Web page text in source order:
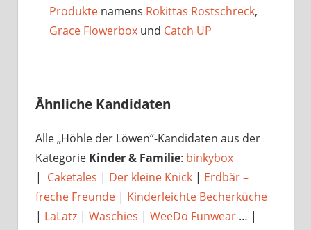
Produkte namens Rokittas Rostschreck,
Grace Flowerbox und Catch UP
Ähnliche Kandidaten
Alle „Höhle der Löwen“-Kandidaten aus der
Kategorie Kinder & Familie: binkybox
| Caketales | Der kleine Knick | Erdbär –
freche Freunde | Kinderleichte Becherküche
| LaLatz | Waschies | WeeDo Funwear … |